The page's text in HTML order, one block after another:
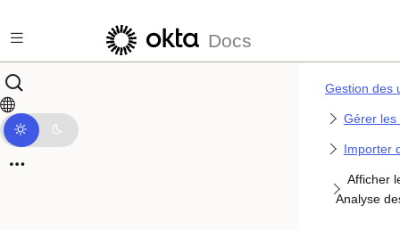
Docs
Gestion des
Gérer les
Importer
Afficher
Analyse